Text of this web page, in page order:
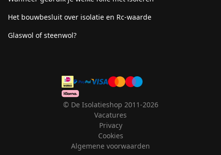
Het bouwbesluit over isolatie en Rc-waarde
Glaswol of steenwol?
© De Isolatieshop 2011-2026
Vacatures
Privacy
Cookies
Algemene voorwaarden